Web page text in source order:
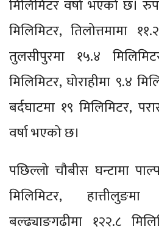
मिलिमिटर वर्षा भएको छ।
मिलिमिटर, तिलोत्तमामा
तुलसीपुरमा १५.४
मिलिमिटर, घोराहीमा ९.४
बर्दघाटमा १९ मिलिमिटर,
वर्षा भएको छ।
पछिल्लो चौबीस घन्टामा
मिलिमिटर,
बल्ढ्याङगढीमा १२२.८